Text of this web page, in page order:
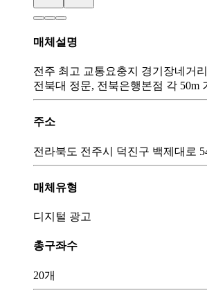
매체설명
전주 최고 교통요충지 경기장네거
전북대 정문, 전북은행본점 각 50m
주소
전라북도 전주시 덕진구 백제대로
매체유형
디지털 광고
총구좌수
20개